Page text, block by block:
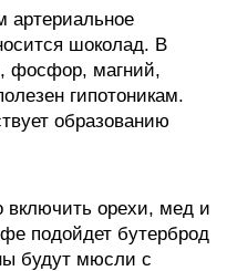
шоколад. В
фосфор, магний,
гипотоникам.
образованию
включить орехи, мед и
подойдет бутерброд
будут мюсли с